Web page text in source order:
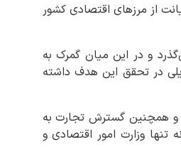
از مرزهای اقتصادی کشور
و در این میان گمرک به
در تحقق این هدف داشته
و همچنین گسترش تجارت به
وزارت امور اقتصادی و